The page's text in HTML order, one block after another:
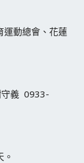
運動總會、花蓮
守義 0933-